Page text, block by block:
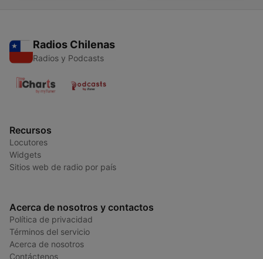
Radios Chilenas
Radios y Podcasts
Recursos
Locutores
Widgets
Sitios web de radio por país
Acerca de nosotros y contactos
Política de privacidad
Términos del servicio
Acerca de nosotros
Contáctenos